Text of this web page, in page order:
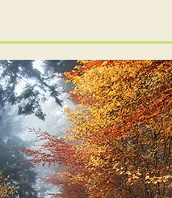
Schließzeiten über
Sommer
Nachrichten! Auch in
Jahr bleibt die Praxis
Dorfteich den ganzen
geöffnet. Auch die